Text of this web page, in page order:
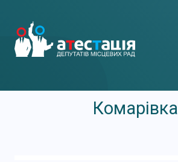
Комарівка